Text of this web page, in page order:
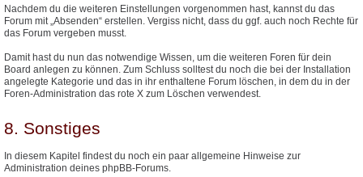
Nachdem du die weiteren Einstellungen vorgenommen hast, kannst du das
Forum mit „Absenden“ erstellen. Vergiss nicht, dass du ggf. auch noch Rechte für
das Forum vergeben musst.
Damit hast du nun das notwendige Wissen, um die weiteren Foren für dein
Board anlegen zu können. Zum Schluss solltest du noch die bei der Installation
angelegte Kategorie und das in ihr enthaltene Forum löschen, in dem du in der
Foren-Administration das rote X zum Löschen verwendest.
8. Sonstiges
In diesem Kapitel findest du noch ein paar allgemeine Hinweise zur
Administration deines phpBB-Forums.